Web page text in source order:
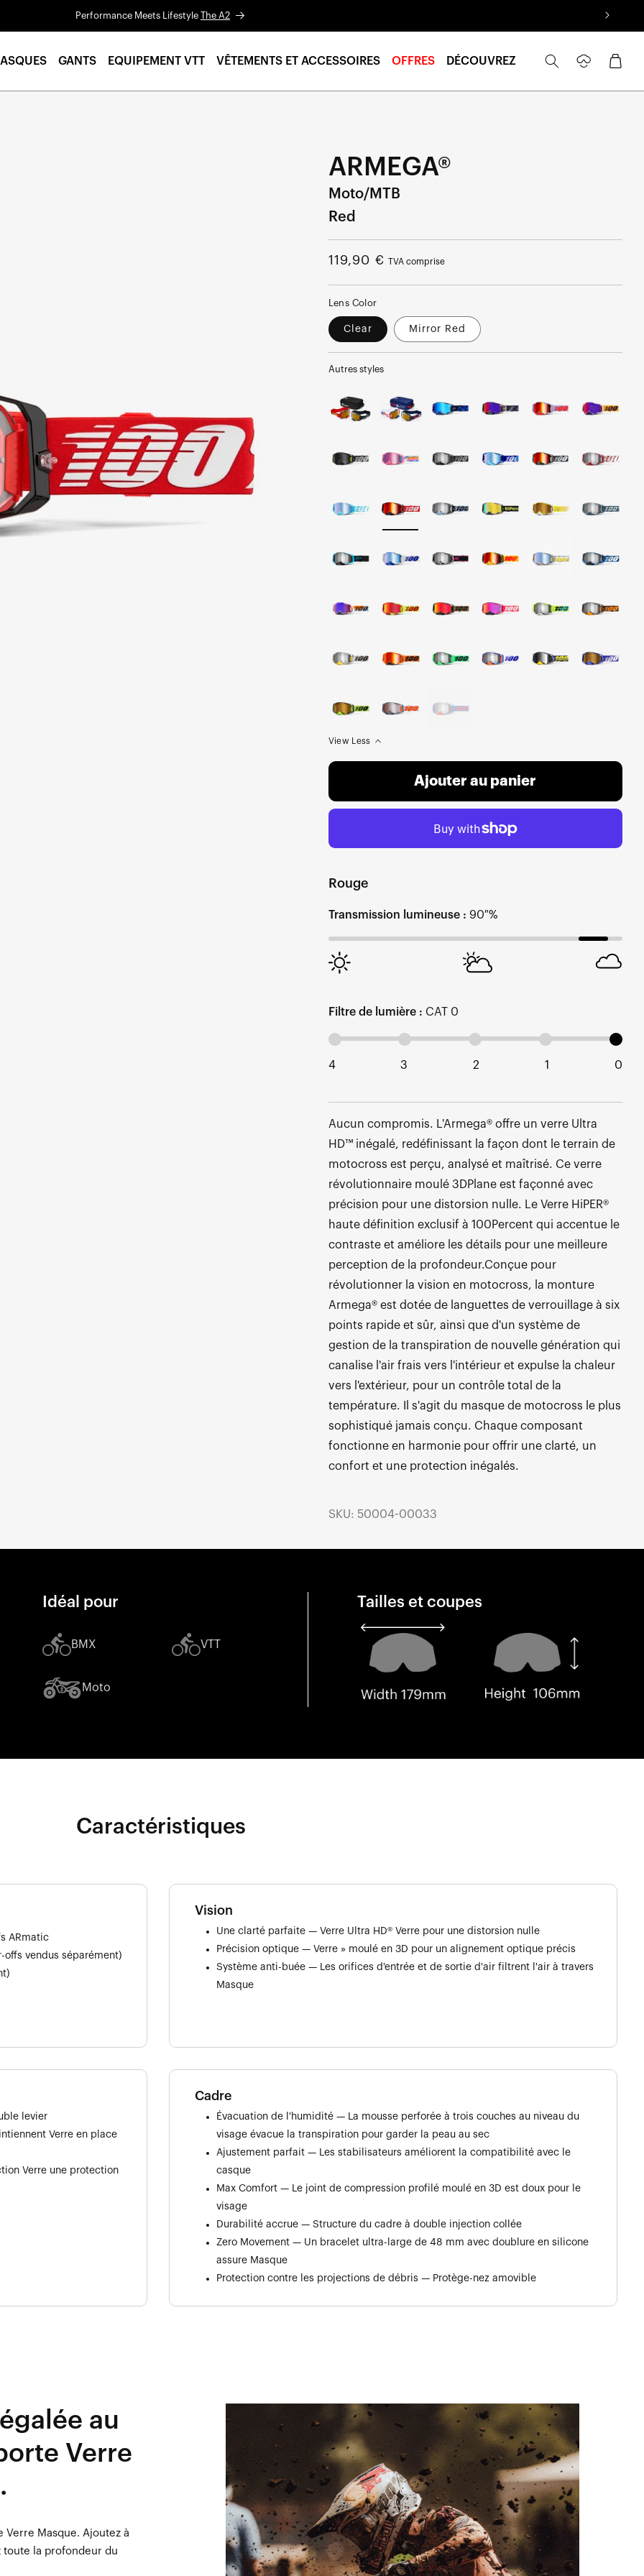
Performance Meets Lifestyle The A2
GANTS EQUIPEMENT VTT VÊTEMENTS ET ACCESSOIRES OFFRES DÉCOUVREZ
connecter
Panier
ARMEGA®
Moto/MTB
Red
Prix
119,90 € TVA comprise
Lens Color
Clear Mirror Red
Autres styles
View Less
Ajouter au panier
Rouge
Transmission lumineuse : 90 %
Filtre de lumière : CAT 0
4 3 2 1 0
Aucun compromis. L'Armega® offre un verre Ultra
HD™ inégalé, redéfinissant la façon dont le terrain de
motocross est perçu, analysé et maîtrisé. Ce verre
révolutionnaire moulé 3DPlane est façonné avec
précision pour une distorsion nulle. Le Verre HiPER®
haute définition exclusif à 100Percent qui accentue le
contraste et améliore les détails pour une meilleure
perception de la profondeur.Conçue pour
révolutionner la vision en motocross, la monture
Armega® est dotée de languettes de verrouillage à six
points rapide et sûr, ainsi que d'un système de
gestion de la transpiration de nouvelle génération qui
canalise l'air frais vers l'intérieur et expulse la chaleur
vers l'extérieur, pour un contrôle total de la
température. Il s'agit du masque de motocross le plus
sophistiqué jamais conçu. Chaque composant
fonctionne en harmonie pour offrir une clarté, un
confort et une protection inégalés.
SKU: 50004-00033
Idéal pour
BMX VTT
Moto
Tailles et coupes
Caractéristiques
ARmatic
vendus séparément)
Vision
Une clarté parfaite — Verre Ultra HD® Verre pour une distorsion nulle
Précision optique — Verre » moulé en 3D pour un alignement optique précis
Système anti-buée — Les orifices d'entrée et de sortie d'air filtrent l'air à travers
Masque
levier
Verre en place
Verre une protection
Cadre
Évacuation de l'humidité — La mousse perforée à trois couches au niveau du
visage évacue la transpiration pour garder la peau au sec
Ajustement parfait — Les stabilisateurs améliorent la compatibilité avec le
casque
Max Comfort — Le joint de compression profilé moulé en 3D est doux pour le
visage
Durabilité accrue — Structure du cadre à double injection collée
Zero Movement — Un bracelet ultra-large de 48 mm avec doublure en silicone
assure Masque
Protection contre les projections de débris — Protège-nez amovible
au
Verre
Masque. Ajoutez à
toute la profondeur du